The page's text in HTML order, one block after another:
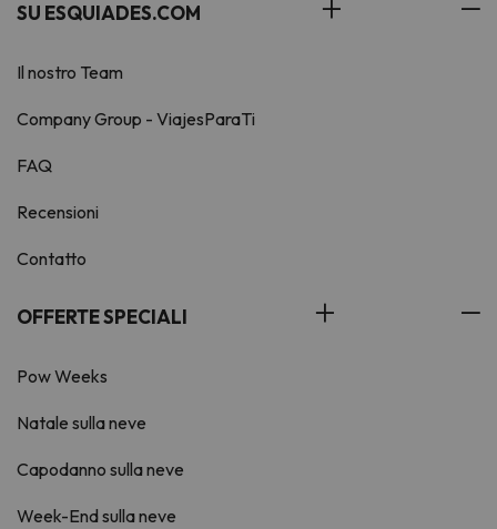
SU ESQUIADES.COM
Il nostro Team
Company Group - ViajesParaTi
FAQ
Recensioni
Contatto
OFFERTE SPECIALI
Pow Weeks
Natale sulla neve
Capodanno sulla neve
Week-End sulla neve